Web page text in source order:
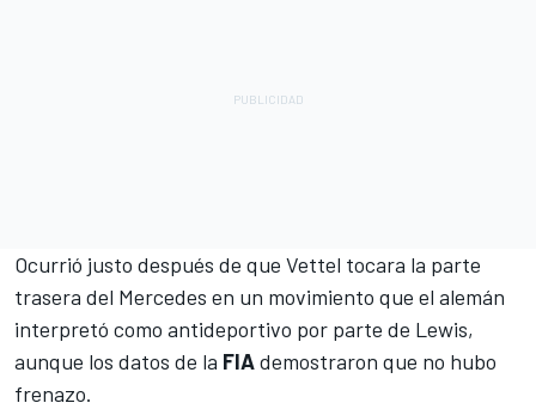
Ocurrió justo después de que Vettel tocara la parte
trasera del Mercedes en un movimiento que el alemán
interpretó como antideportivo por parte de Lewis,
aunque los datos de la FIAdemostraron que no hubo
frenazo.